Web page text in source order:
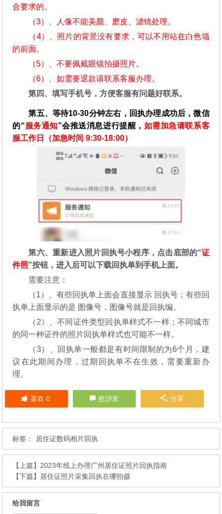
合要求的。
（3）、人像不能美颜、磨皮、滤镜处理。
（4）、照片的背景没有要求，可以不用站在白色墙
的前面。
（5）、不要佩戴眼镜拍摄照片。
（6）、如需要退款请联系客服办理。
第四、填写手机号，方便客服有问题好联系。
第五、等待10-30分钟左右，回执办理成功后，微信
的“服务通知”会推送消息进行提醒， 如需加急请联系客
服工作日（加急时间 9:30-18:00）
第六、重新进入照片回执号小程序，点击底部的“证
件照”按钮，进入后可以下载回执单到手机上面。
需要注意：
（1）、有些回执单上面会直接显示 回执号；有些回
执单上面显示的是 图像号，图像号就是回执编。
（2）、不同证件类型回执单样式不一样；不同城市
的同一种证件的照片回执单样式也可能不一样。
（3）、回执单一般都是有时间限制的为6个月，建
议在此期间办理，过期回执单不在生效，需要重新办
理。
喜欢 0 抢沙发 分享
标签： 居住证数码相片回执
【上篇】 2023年线上办理广州居住证照片回执指南
【下篇】 居住证照片采集回执在哪拍摄
给我留言